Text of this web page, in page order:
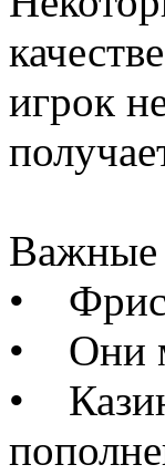
игрок
Важные
•
• Они
•